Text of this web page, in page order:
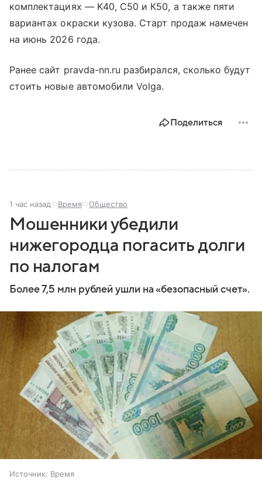
комплектациях — K40, С50 и К50, а также пяти
вариантах окраски кузова. Старт продаж намечен
на июнь 2026 года.
Ранее сайт pravda-nn.ru разбирался, сколько будут
стоить новые автомобили Volga.
Поделиться
1 час назад Время Общество
Мошенники убедили
нижегородца погасить долги
по налогам
Более 7,5 млн рублей ушли на «безопасный счет».
Источник: Время